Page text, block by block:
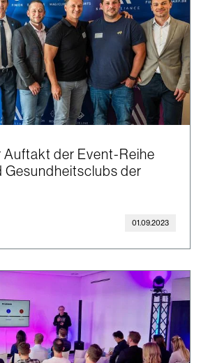
der Event-Reihe
Gesundheitsclubs der
01.09.2023